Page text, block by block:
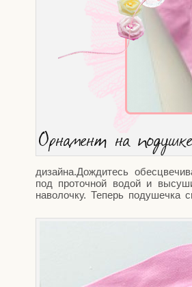
Орна­мент на
дизайна.Дождитесь
под про­точ­ной водой и
наво­лоч­ку. Теперь поду­шеч­ка